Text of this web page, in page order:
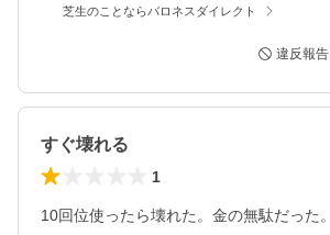
芝生のことならバロネスダイレクト
違反報告
すぐ壊れる
1
10回位使ったら壊れた。金の無駄だった。